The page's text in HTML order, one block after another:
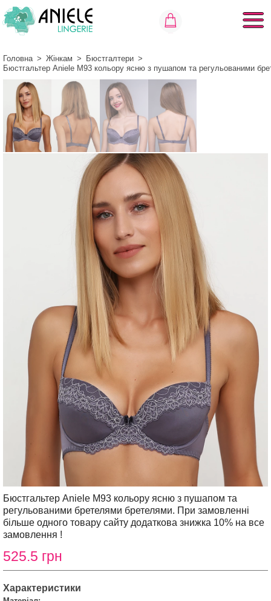
Головна > Жінкам > Бюстгалтери >
Бюстгальтер Aniele М93 кольору ясню з пушапом та регульованими
Бюстгальтер Aniele М93 кольору ясню з пушапом та
регульованими бретелями бретелями. При замовленні
більше одного товару сайту додаткова знижка 10% на все
замовлення !
525.5 грн
Характеристики